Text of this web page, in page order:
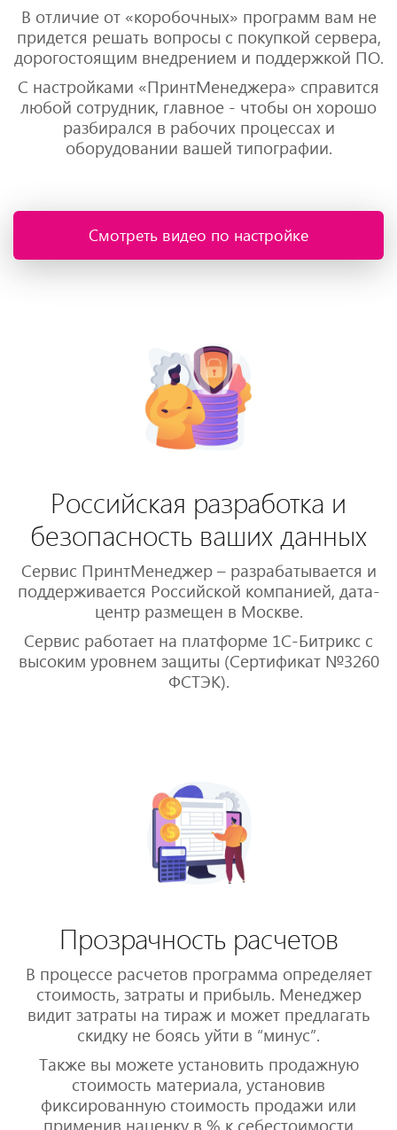
В отличие от «коробочных» программ вам не
придется решать вопросы с покупкой сервера,
дорогостоящим внедрением и поддержкой ПО.
С настройками «ПринтМенеджера» справится
любой сотрудник, главное - чтобы он хорошо
разбирался в рабочих процессах и
оборудовании вашей типографии.
Смотреть видео по настройке
Российская разработка и
безопасность ваших данных
Сервис ПринтМенеджер – разрабатывается и
поддерживается Российской компанией, дата-
центр размещен в Москве.
Сервис работает на платформе 1С-Битрикс с
высоким уровнем защиты (Сертификат №3260
ФСТЭК).
Прозрачность расчетов
В процессе расчетов программа определяет
стоимость, затраты и прибыль. Менеджер
видит затраты на тираж и может предлагать
скидку не боясь уйти в “минус”.
Также вы можете установить продажную
стоимость материала, установив
фиксированную стоимость продажи или
применив наценку в % к себестоимости